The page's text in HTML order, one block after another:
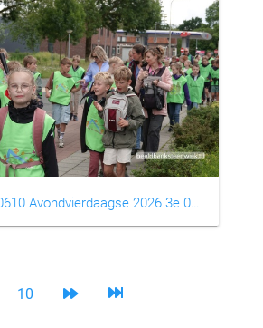
20260610 Avondvierdaagse 2026 3e 0015
10